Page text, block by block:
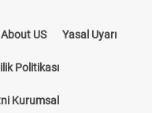
About US Yasal Uyarı
Politikası
Kurumsal